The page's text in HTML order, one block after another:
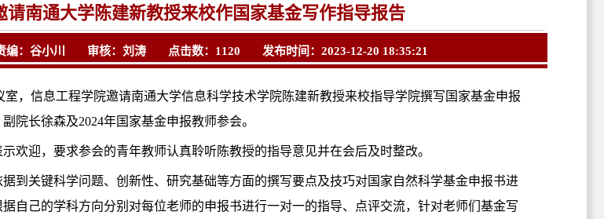
请南通大学陈建新教授来校作国家基金写作指导报告
编：谷小川 审核：刘涛 点击数： 1120 发布时间：2023-12-20 18:35:21
， 信息工程学院邀请南通大学信息科学技术学院陈建新教授来校指导学院撰写国家基金申报
院长徐森及2024年国家基金申报教师参会。
欢迎，要求参会的青年教师认真聆听陈教授的指导意见并在会后及时整改。
到关键科学问题、创新性、研究基础等方面的撰写要点及技巧对国家自然科学基金申报书进
自己的学科方向分别对每位老师的申报书进行一对一的指导、点评交流，针对老师们基金写